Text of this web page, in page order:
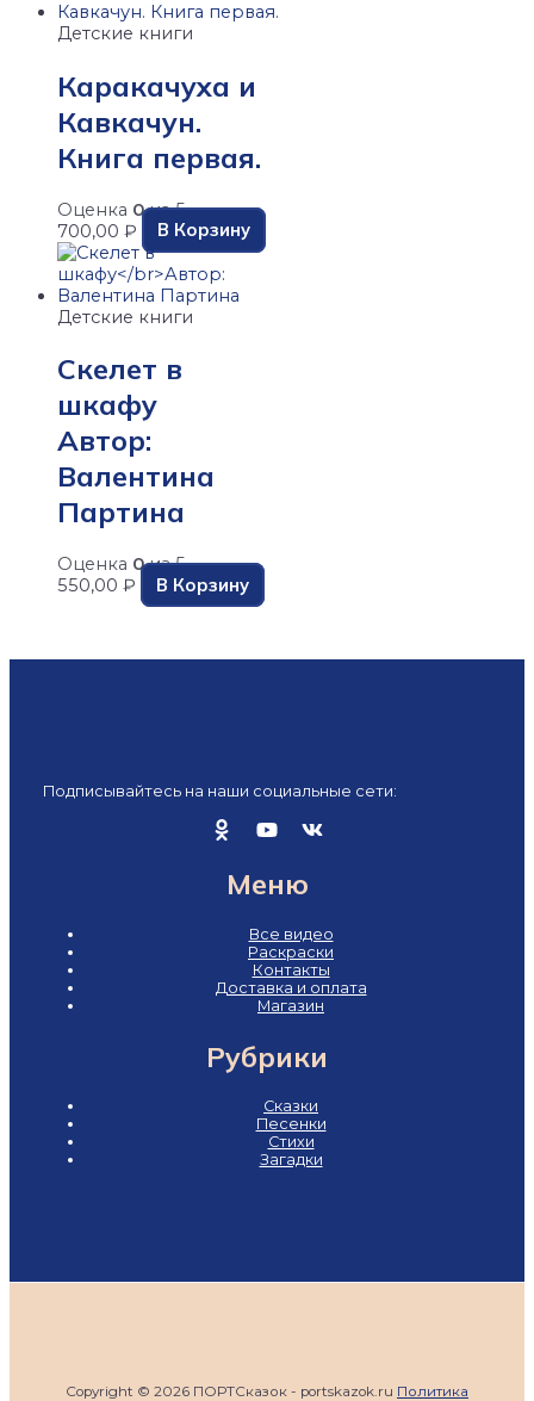
Детские книги
Каракачуха и
Кавкачун.
Книга первая.
Оценка 0из 5
700,00 ₽ В Корзину
Детские книги
Скелет в
шкафу
Автор:
Валентина
Партина
Оценка 0из 5
550,00 ₽ В Корзину
Подписывайтесь на наши социальные сети:
Меню
Все видео
Раскраски
Контакты
Доставка и оплата
Магазин
Рубрики
Сказки
Песенки
Стихи
Загадки
Copyright © 2026 ПОРТСказок - portskazok.ru Политика